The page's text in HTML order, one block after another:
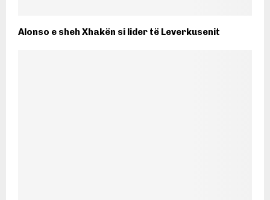
Alonso e sheh Xhakën si lider të Leverkusenit